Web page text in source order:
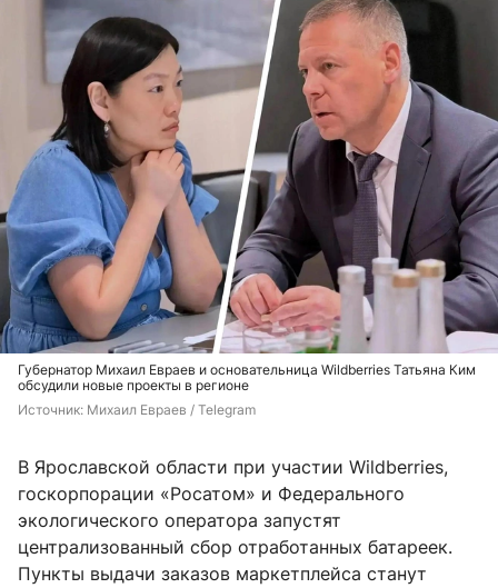
Губернатор Михаил Евраев и основательница Wildberries Татьяна Ким
обсудили новые проекты в регионе
Источник: Михаил Евраев / Telegram
В Ярославской области при участии Wildberries,
госкорпорации «Росатом» и Федерального
экологического оператора запустят
централизованный сбор отработанных батареек.
Пункты выдачи заказов маркетплейса станут